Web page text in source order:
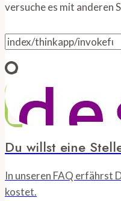
versuche es mit anderen
Suchen
nach:
Du willst eine
In unseren FAQ erfährst
kostet.